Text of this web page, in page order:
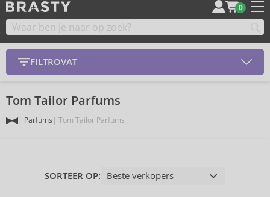
0
FILTROVAT
Tom Tailor Parfums
Parfums Tom Tailor Parfums
SORTEER OP: